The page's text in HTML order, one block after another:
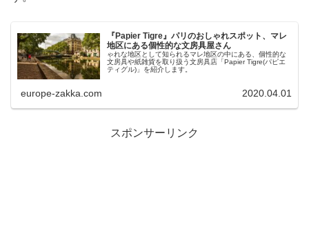
『Papier Tigre』パリのおしゃれスポット、マレ
地区にある個性的な文房具屋さん
ゃれな地区として知られるマレ地区の中にある、個性的な
文房具や紙雑貨を取り扱う文房具店「Papier Tigre(パピエ
ティグル)」を紹介します。
europe-zakka.com 2020.04.01
スポンサーリンク